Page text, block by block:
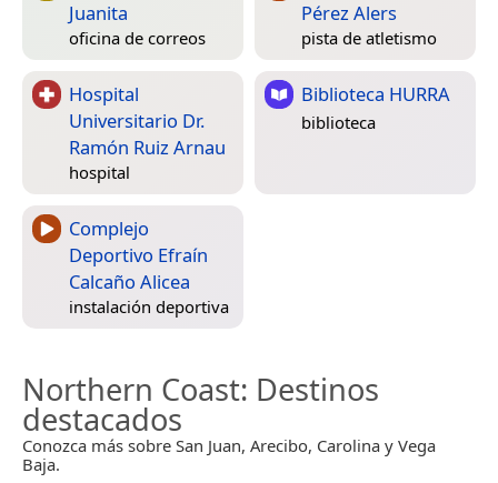
Juanita
oficina de correos
Pérez Alers
pista de atletismo
Hospital
Universitario Dr.
Ramón Ruiz Arnau
hospital
Biblioteca HURRA
biblioteca
Complejo
Deportivo Efraín
Calcaño Alicea
instalación deportiva
Northern Coast: Destinos
destacados
Conozca más sobre San Juan, Arecibo, Carolina y Vega
Baja.